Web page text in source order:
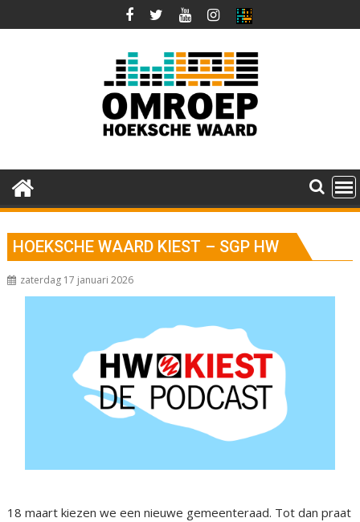
naar
HOEKSCHE WAARD KIEST – SGP HW
zaterdag 17 januari 2026
18 maart kiezen we een nieuwe gemeenteraad. Tot dan praat